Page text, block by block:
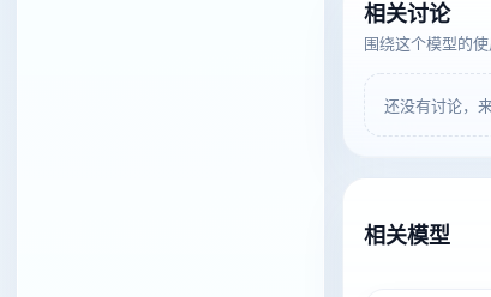
相关讨论
围绕这个模型的
还没有讨论，
相关模型